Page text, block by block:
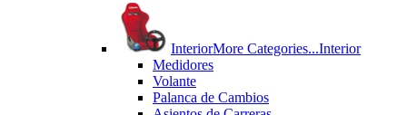
InteriorMore Categories...Interior
Medidores
Volante
Palanca de Cambios